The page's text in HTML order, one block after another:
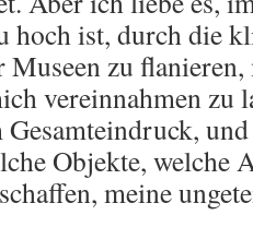
ist, durch die
Museen zu
vereinnahmen zu
Objekte, welche
meine